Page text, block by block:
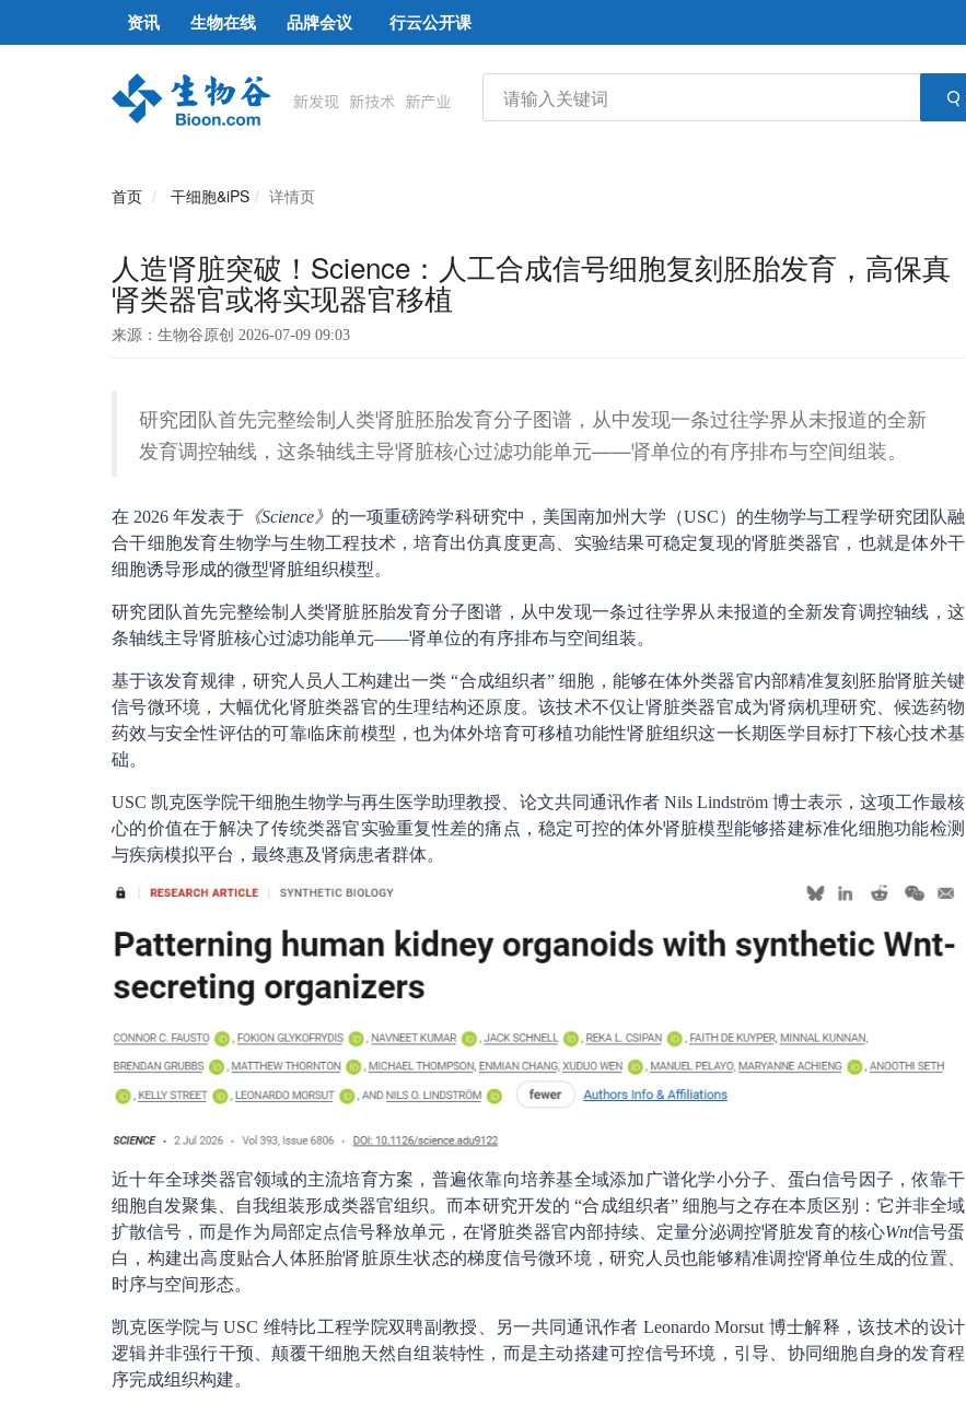
资讯 生物在线 品牌会议 行云公开课
首页 干细胞&iPS 详情页
人造肾脏突破！Science：人工合成信号细胞复刻胚胎发育，高保真
肾类器官或将实现器官移植
来源：生物谷原创 2026-07-09 09:03
研究团队首先完整绘制人类肾脏胚胎发育分子图谱，从中发现一条过往学界从未报道的全新
发育调控轴线，这条轴线主导肾脏核心过滤功能单元——肾单位的有序排布与空间组装。
在 2026 年发表于《Science》 的一项重磅跨学科研究中，美国南加州大学（USC）的生物学与工程学研究团队融
合干细胞发育生物学与生物工程技术，培育出仿真度更高、实验结果可稳定复现的肾脏类器官，也就是体外干
细胞诱导形成的微型肾脏组织模型。
研究团队首先完整绘制人类肾脏胚胎发育分子图谱，从中发现一条过往学界从未报道的全新发育调控轴线，这
条轴线主导肾脏核心过滤功能单元——肾单位的有序排布与空间组装。
基于该发育规律，研究人员人工构建出一类 “合成组织者” 细胞，能够在体外类器官内部精准复刻胚胎肾脏关键
信号微环境，大幅优化肾脏类器官的生理结构还原度。该技术不仅让肾脏类器官成为肾病机理研究、候选药物
药效与安全性评估的可靠临床前模型，也为体外培育可移植功能性肾脏组织这一长期医学目标打下核心技术基
础。
USC 凯克医学院干细胞生物学与再生医学助理教授、论文共同通讯作者 Nils Lindström 博士表示，这项工作最核
心的价值在于解决了传统类器官实验重复性差的痛点，稳定可控的体外肾脏模型能够搭建标准化细胞功能检测
与疾病模拟平台，最终惠及肾病患者群体。
近十年全球类器官领域的主流培育方案，普遍依靠向培养基全域添加广谱化学小分子、蛋白信号因子，依靠干
细胞自发聚集、自我组装形成类器官组织。而本研究开发的 “合成组织者” 细胞与之存在本质区别：它并非全域
扩散信号，而是作为局部定点信号释放单元，在肾脏类器官内部持续、定量分泌调控肾脏发育的核心Wnt信号蛋
白，构建出高度贴合人体胚胎肾脏原生状态的梯度信号微环境，研究人员也能够精准调控肾单位生成的位置、
时序与空间形态。
凯克医学院与 USC 维特比工程学院双聘副教授、另一共同通讯作者 Leonardo Morsut 博士解释，该技术的设计
逻辑并非强行干预、颠覆干细胞天然自组装特性，而是主动搭建可控信号环境，引导、协同细胞自身的发育程
序完成组织构建。